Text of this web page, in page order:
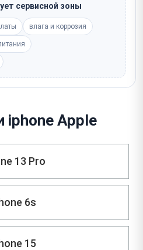
сервисной зоны
влага и коррозия
iphone Apple
13 Pro
6s
15